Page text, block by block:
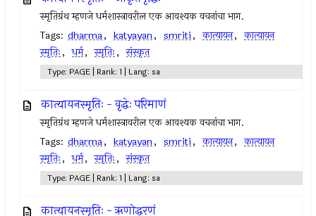
स्मृतिग्रंथ म्हणजे धर्मशास्त्रावरील एक आवश्यक वचनांचा भाग.
Tags: dharma, katyayan, smriti, कात्यायन, कात्यायन
स्मृतिः, धर्म, स्मृतिः, संस्कृत
Type: PAGE | Rank: 1 | Lang: sa
कात्यायनस्मृतिः - वृद्धेः परिमाणं
स्मृतिग्रंथ म्हणजे धर्मशास्त्रावरील एक आवश्यक वचनांचा भाग.
Tags: dharma, katyayan, smriti, कात्यायन, कात्यायन
स्मृतिः, धर्म, स्मृतिः, संस्कृत
Type: PAGE | Rank: 1 | Lang: sa
कात्यायनस्मृतिः - ऋणोद्धरणं